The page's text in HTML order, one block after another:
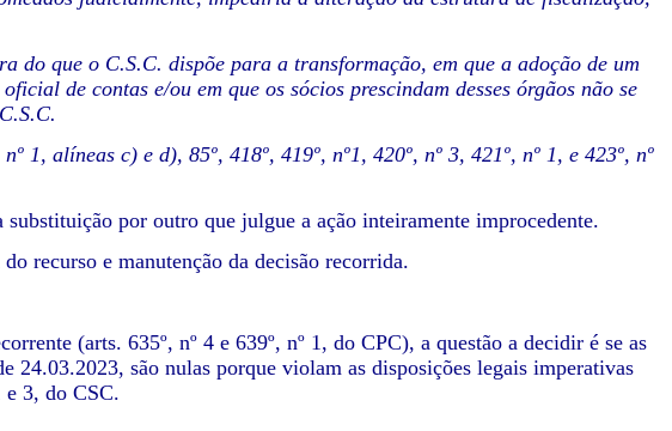
do que o C.S.C. dispõe para a transformação, em que a adoção de um
de contas e/ou em que os sócios prescindam desses órgãos não se
1, alíneas c) e d), 85º, 418º, 419º, nº1, 420º, nº 3, 421º, nº 1, e 423º, nº
por outro que julgue a ação inteiramente improcedente.
recurso e manutenção da decisão recorrida.
(arts. 635º, nº 4 e 639º, nº 1, do CPC), a questão a decidir é se as
24.03.2023, são nulas porque violam as disposições legais imperativas
e 3, do CSC.